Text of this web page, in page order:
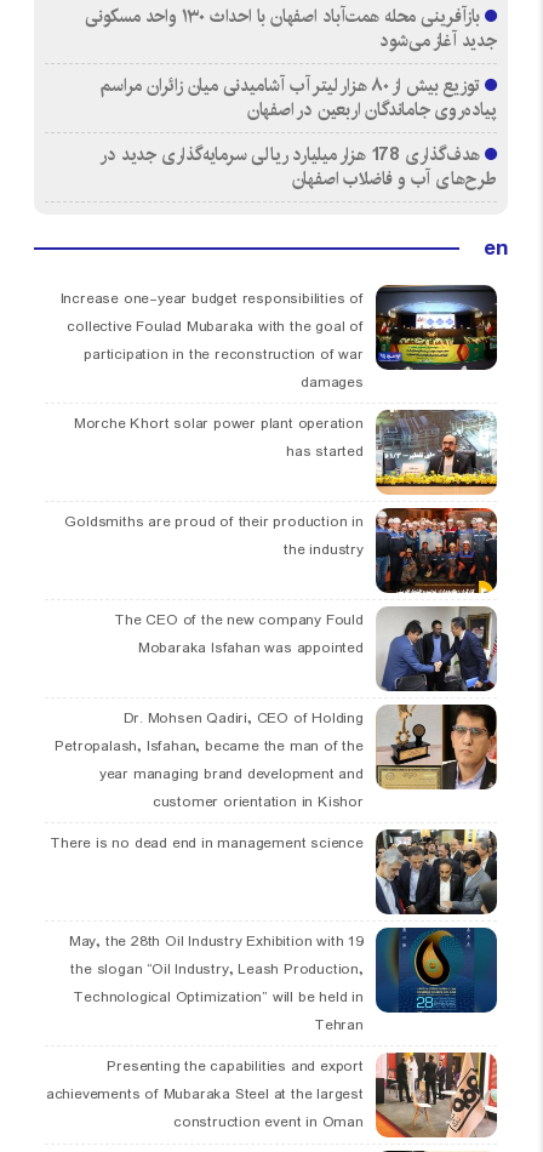
بازآفرینی محله همت‌آباد اصفهان با احداث ۱۳۰ واحد مسکونی
جدید آغاز می‌شود
توزیع بیش از ۸۰ هزار لیتر آب آشامیدنی میان زائران مراسم
پیاده‌روی جاماندگان اربعین در اصفهان
هدف‌گذاری 178 هزار میلیارد ریالی سرمایه‌گذاری جدید در
طرح‌های آب و فاضلاب اصفهان
en
Increase one-year budget responsibilities of
collective Foulad Mubaraka with the goal of
participation in the reconstruction of war
damages
Morche Khort solar power plant operation
has started
Goldsmiths are proud of their production in
the industry
The CEO of the new company Fould
Mobaraka Isfahan was appointed
Dr. Mohsen Qadiri, CEO of Holding
Petropalash, Isfahan, became the man of the
year managing brand development and
customer orientation in Kishor
There is no dead end in management science
19 May, the 28th Oil Industry Exhibition with
the slogan “Oil Industry, Leash Production,
Technological Optimization” will be held in
Tehran
Presenting the capabilities and export
achievements of Mubaraka Steel at the largest
construction event in Oman